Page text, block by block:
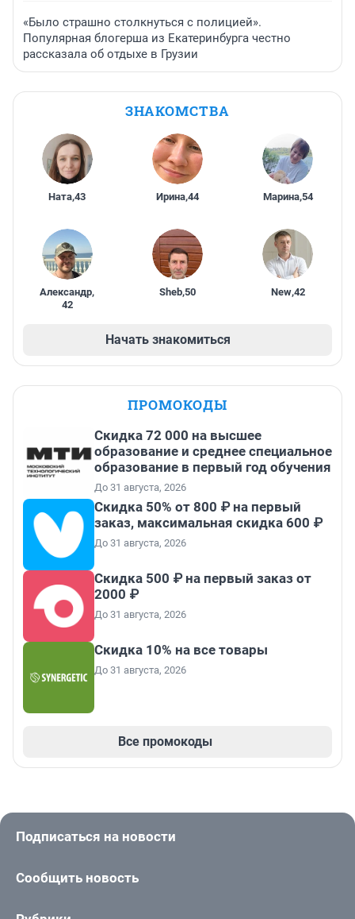
«Было страшно столкнуться с полицией».
Популярная блогерша из Екатеринбурга честно
рассказала об отдыхе в Грузии
ЗНАКОМСТВА
Ната,43 Ирина,44 Марина,54
Александр,
42
Sheb,50 New,42
Начать знакомиться
ПРОМОКОДЫ
Скидка 72 000 на высшее
образование и среднее специальное
образование в первый год обучения
До 31 августа, 2026
Скидка 50% от 800 ₽ на первый
заказ, максимальная скидка 600 ₽
До 31 августа, 2026
Скидка 500 ₽ на первый заказ от
2000 ₽
До 31 августа, 2026
Скидка 10% на все товары
До 31 августа, 2026
Все промокоды
Подписаться на новости
Сообщить новость